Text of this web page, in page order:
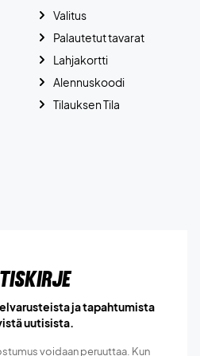
Valitus
Palautetut tavarat
Lahjakortti
Alennuskoodi
Tilauksen Tila
ja tapahtumista
uutisista.
voidaan peruuttaa. Kun